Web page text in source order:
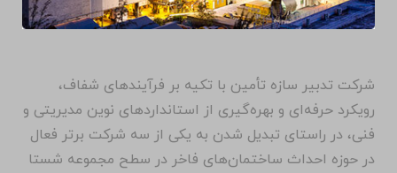
شرکت تدبیر سازه تأمین با تکیه بر فرآیندهای شفاف،
رویکرد حرفه‌ای و بهره‌گیری از استانداردهای نوین مدیریتی و
فنی، در راستای تبدیل شدن به یکی از سه شرکت برتر فعال
در حوزه احداث ساختمان‌های فاخر در سطح مجموعه شستا